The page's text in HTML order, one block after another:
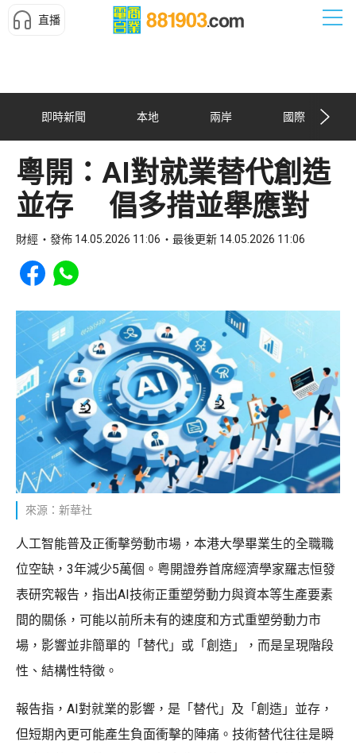
直播
即時新聞 本地 兩岸 國際
粵開：AI對就業替代創造
並存 倡多措並舉應對
財經 發佈 14.05.2026 11:06 最後更新 14.05.2026 11:06
Share to Facebook
Share to WhatsApp
來源：新華社
人工智能普及正衝擊勞動市場，本港大學畢業生的全職職
位空缺，3年減少5萬個。粤開證券首席經濟學家羅志恒發
表研究報告，指出AI技術正重塑勞動力與資本等生產要素
間的關係，可能以前所未有的速度和方式重塑勞動力市
場，影響並非簡單的「替代」或「創造」，而是呈現階段
性、結構性特徵。
報告指，AI對就業的影響，是「替代」及「創造」並存，
但短期內更可能產生負面衝擊的陣痛。技術替代往往是瞬